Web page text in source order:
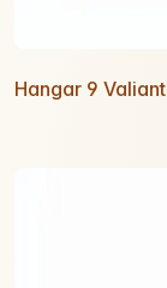
Hangar 9